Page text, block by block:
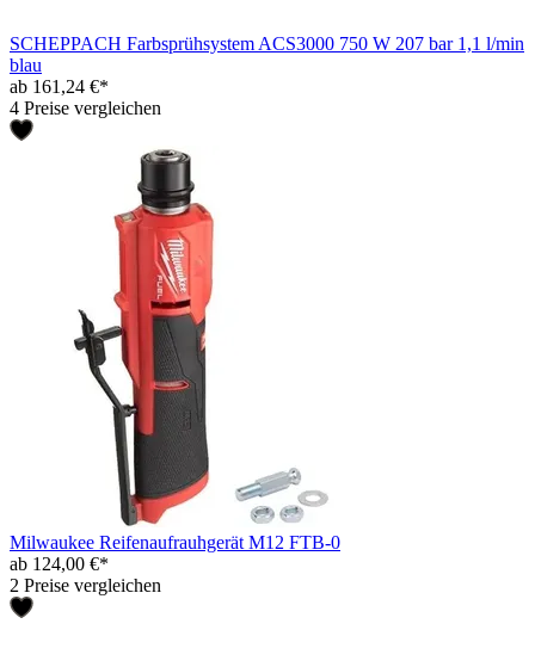
SCHEPPACH Farbsprühsystem ACS3000 750 W 207 bar 1,1 l/min
blau
ab 161,24 €*
4 Preise vergleichen
Milwaukee Reifenaufrauhgerät M12 FTB-0
ab 124,00 €*
2 Preise vergleichen